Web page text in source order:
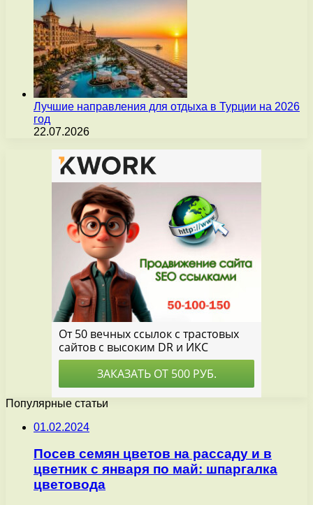
Лучшие направления для отдыха в Турции на 2026
год
22.07.2026
Популярные статьи
01.02.2024
Посев семян цветов на рассаду и в
цветник с января по май: шпаргалка
цветовода